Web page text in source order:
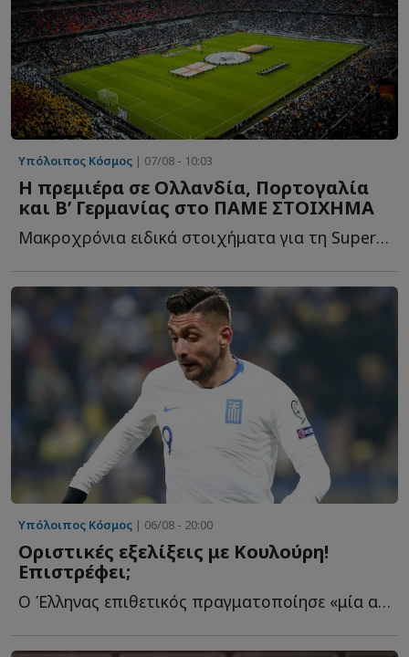
Υπόλοιπος Κόσμος | 07/08 - 10:03
H πρεμιέρα σε Ολλανδία, Πορτογαλία
και Β’ Γερμανίας στο ΠΑΜΕ ΣΤΟΙΧΗΜΑ
Μακροχρόνια ειδικά στοιχήματα για τη Super League και τα μ...
Υπόλοιπος Κόσμος | 06/08 - 20:00
Οριστικές εξελίξεις με Κουλούρη!
Επιστρέφει;
O Έλληνας επιθετικός πραγματοποίησε «μία από τις πιο ε...